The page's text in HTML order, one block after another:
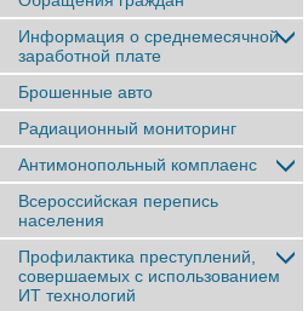
Информация о среднемесячной
заработной плате
Брошенные авто
Радиационный мониторинг
Антимонопольный комплаенс
Всероссийская перепись
населения
Профилактика преступлений,
совершаемых с использованием
ИТ технологий